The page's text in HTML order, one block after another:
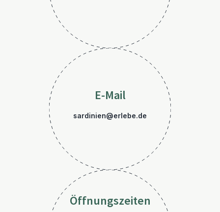
E-Mail
sardinien@erlebe.de
Öffnungszeiten